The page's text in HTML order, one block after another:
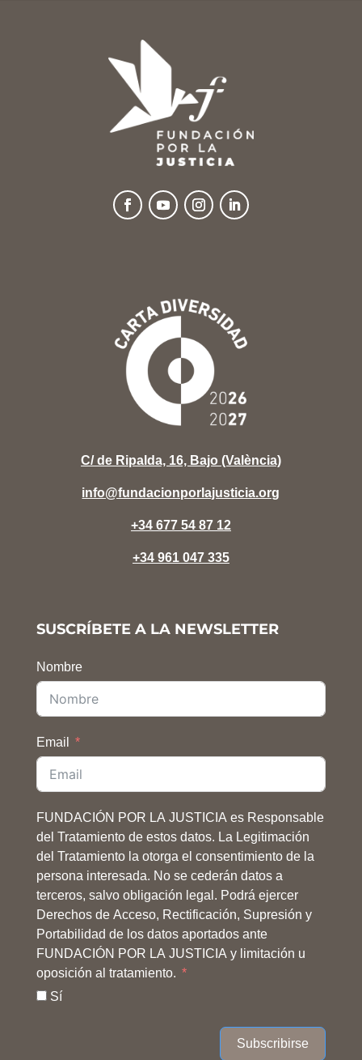
C/ de Ripalda, 16, Bajo (València)
info@fundacionporlajusticia.org
+34 677 54 87 12
+34 961 047 335
SUSCRÍBETE A LA NEWSLETTER
Nombre
Email
FUNDACIÓN POR LA JUSTICIA es Responsable
del Tratamiento de estos datos. La Legitimación
del Tratamiento la otorga el consentimiento de la
persona interesada. No se cederán datos a
terceros, salvo obligación legal. Podrá ejercer
Derechos de Acceso, Rectificación, Supresión y
Portabilidad de los datos aportados ante
FUNDACIÓN POR LA JUSTICIA y limitación u
oposición al tratamiento.
Sí
Subscribirse